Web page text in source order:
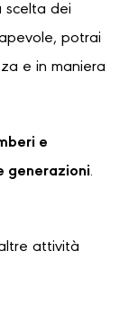
scelta dei
potrai
e in maniera
e
generazioni.
attività